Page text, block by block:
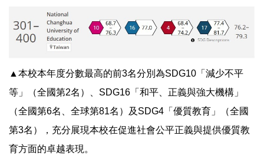
▲本校本年度分數最高的前3名分別為SDG10「減少不平
等」（全國第2名）、SDG16「和平、正義與強大機構」
（全國第6名、全球第81名）及SDG4「優質教育」（全國
第3名），充分展現本校在促進社會公平正義與提供優質教
育方面的卓越表現。